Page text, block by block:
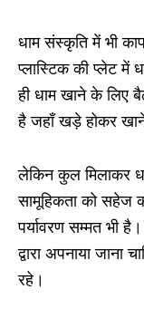
धाम संस्कृति में भी
प्लास्टिक की प्लेट में
ही धाम खाने के लिए
है जहाँ खड़े होकर खाने
लेकिन कुल मिलाकर
सामूहिकता को सहेज
पर्यावरण सम्मत भी
द्वारा अपनाया जाना
रहे।